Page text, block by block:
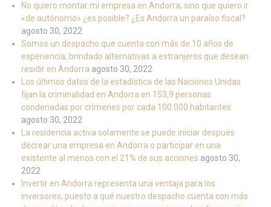
No quiero montar mi empresa en Andorra, sino que quiero ir
«de autónomo» ¿es posible? ¿Es Andorra un paraíso fiscal?
agosto 30, 2022
Somos un despacho que cuenta con más de 10 años de
experiencia, brindado alternativas a extranjeros que desean
residir en Andorra agosto 30, 2022
Los últimos datos de la estadística de las Naciones Unidas
fijan la criminalidad en Andorra en 153,9 personas
condenadas por crímenes por cada 100.000 habitantes
agosto 30, 2022
La residencia activa solamente se puede iniciar después
decrear una empresa en Andorra o participar en una
existente al menos con el 21% de sus acciones agosto 30,
2022
Invertir en Andorra representa una ventaja para los
inversores, puesto a qué nuestro despacho cuenta con más